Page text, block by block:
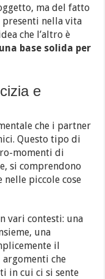
ma del fatto
nella vita
che l’altro è
base solida per
e
che i partner
Questo tipo di
momenti di
si comprendono
nelle piccole cose
vari contesti: una
una
il
che
in cui ci si sente